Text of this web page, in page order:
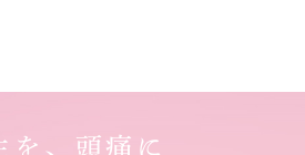
を、頭痛に